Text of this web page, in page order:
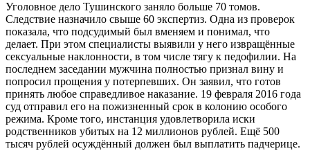
Уголовное дело Тушинского заняло больше 70 томов.
Следствие назначило свыше 60 экспертиз. Одна из проверок
показала, что подсудимый был вменяем и понимал, что
делает. При этом специалисты выявили у него извращённые
сексуальные наклонности, в том числе тягу к педофилии. На
последнем заседании мужчина полностью признал вину и
попросил прощения у потерпевших. Он заявил, что готов
принять любое справедливое наказание. 19 февраля 2016 года
суд отправил его на пожизненный срок в колонию особого
режима. Кроме того, инстанция удовлетворила иски
родственников убитых на 12 миллионов рублей. Ещё 500
тысяч рублей осуждённый должен был выплатить падчерице.